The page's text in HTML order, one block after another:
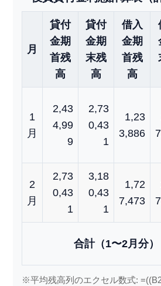
月
貸付
金期
首残
高
貸付
金期
末残
高
借入
金期
首残
高
1
月
2,43
4,99
9
2,73
0,43
1
1,23
3,886
2
月
2,73
0,43
1
3,18
0,43
1
1,72
7,473
合計（1〜2月分）
※平均残高列のエクセル数式: